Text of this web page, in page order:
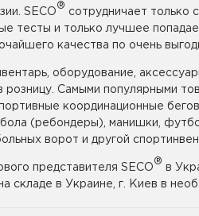
SECO
®
сотрудничает только
тесты и только лучшее
качества по очень
оборудование,
розницу. Самыми популярными
координационные
(ребондеры), манишки,
ворот и другой
представителя SECO
®
в
складе в Украине, г. Киев в